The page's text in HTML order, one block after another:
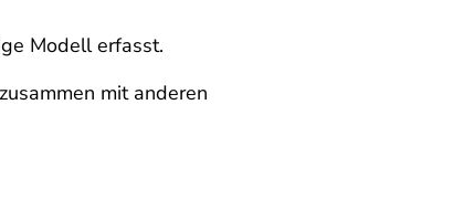
Modell erfasst.
mit anderen